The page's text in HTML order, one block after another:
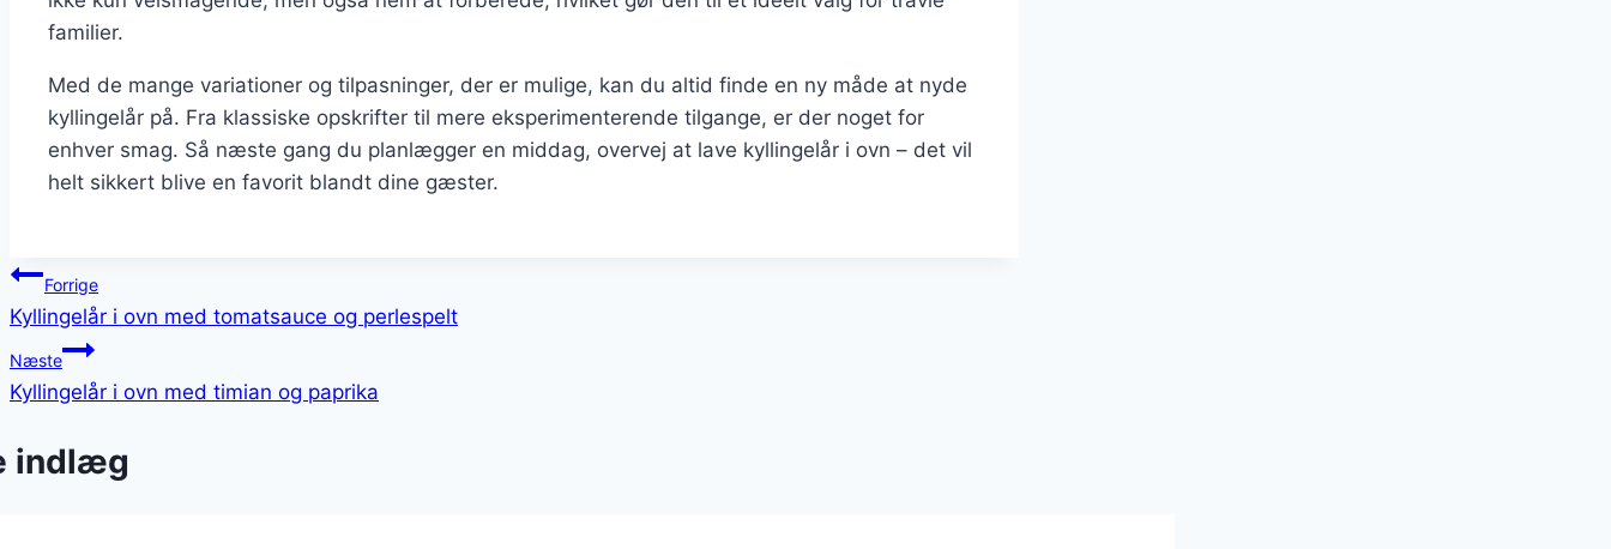
familier.
Med de mange variationer og tilpasninger, der er mulige, kan du altid finde en ny måde at nyde
kyllingelår på. Fra klassiske opskrifter til mere eksperimenterende tilgange, er der noget for
enhver smag. Så næste gang du planlægger en middag, overvej at lave kyllingelår i ovn – det vil
helt sikkert blive en favorit blandt dine gæster.
Indlægsnavigation
Forrige
Kyllingelår i ovn med tomatsauce og perlespelt
Næste
Kyllingelår i ovn med timian og paprika
indlæg